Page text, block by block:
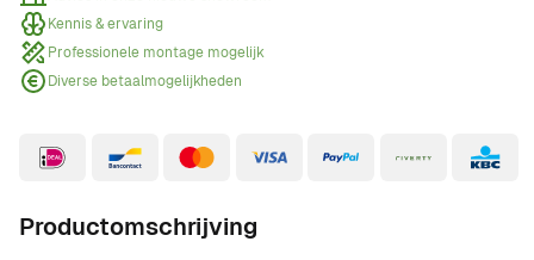
Kennis & ervaring
Professionele montage mogelijk
Diverse betaalmogelijkheden
Productomschrijving